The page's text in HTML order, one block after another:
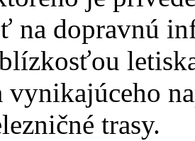
na dopravnú
trasy.